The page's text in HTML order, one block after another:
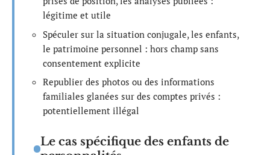
légitime et utile
Spéculer sur la situation conjugale, les enfants,
le patrimoine personnel : hors champ sans
consentement explicite
Republier des photos ou des informations
familiales glanées sur des comptes privés :
potentiellement illégal
Le cas spécifique des enfants de